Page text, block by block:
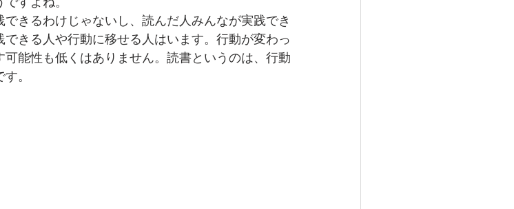
きるわけじゃないし、読んだ人みんなが実践でき
きる人や行動に移せる人はいます。行動が変わっ
能性も低くはありません。読書というのは、行動
。